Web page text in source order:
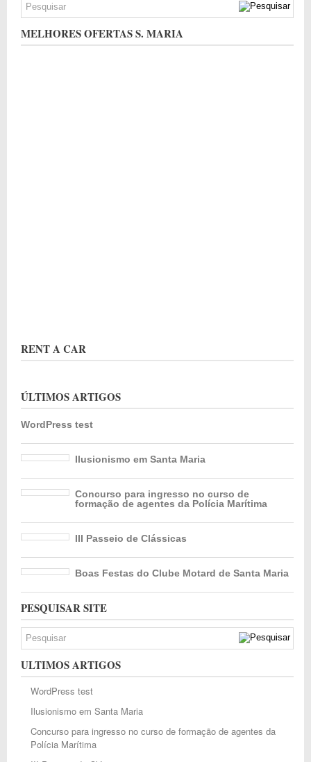
MELHORES OFERTAS S. MARIA
RENT A CAR
ÚLTIMOS ARTIGOS
WordPress test
Ilusionismo em Santa Maria
Concurso para ingresso no curso de
formação de agentes da Polícia Marítima
III Passeio de Clássicas
Boas Festas do Clube Motard de Santa Maria
PESQUISAR SITE
ULTIMOS ARTIGOS
WordPress test
Ilusionismo em Santa Maria
Concurso para ingresso no curso de formação de agentes da
Polícia Marítima